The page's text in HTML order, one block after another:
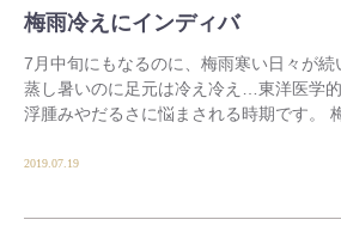
梅雨冷えにインディバ
7月中旬にもなるのに、梅雨寒い日々が続
蒸し暑いのに足元は冷え冷え…東洋医学
浮腫みやだるさに悩まされる時期です。
2019.07.19